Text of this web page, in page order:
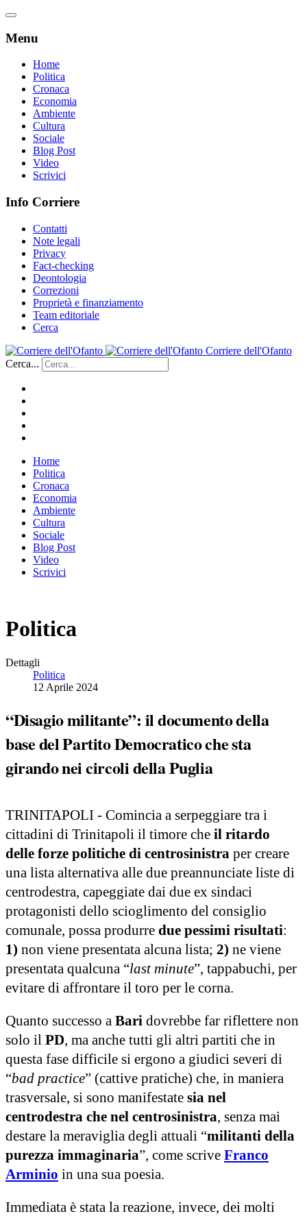
Menu
Home
Politica
Cronaca
Economia
Ambiente
Cultura
Sociale
Blog Post
Video
Scrivici
Info Corriere
Contatti
Note legali
Privacy
Fact-checking
Deontologia
Correzioni
Proprietà e finanziamento
Team editoriale
Cerca
Corriere dell'Ofanto
Cerca...
Home
Politica
Cronaca
Economia
Ambiente
Cultura
Sociale
Blog Post
Video
Scrivici
Politica
Dettagli
Politica
12 Aprile 2024
“Disagio militante”: il documento della
base del Partito Democratico che sta
girando nei circoli della Puglia
TRINITAPOLI - Comincia a serpeggiare tra i
cittadini di Trinitapoli il timore che il ritardo
delle forze politiche di centrosinistra per creare
una lista alternativa alle due preannunciate liste di
centrodestra, capeggiate dai due ex sindaci
protagonisti dello scioglimento del consiglio
comunale, possa produrre due pessimi risultati:
1) non viene presentata alcuna lista; 2) ne viene
presentata qualcuna “last minute”, tappabuchi, per
evitare di affrontare il toro per le corna.
Quanto successo a Bari dovrebbe far riflettere non
solo il PD, ma anche tutti gli altri partiti che in
questa fase difficile si ergono a giudici severi di
“bad practice” (cattive pratiche) che, in maniera
trasversale, si sono manifestate sia nel
centrodestra che nel centrosinistra, senza mai
destare la meraviglia degli attuali “militanti della
purezza immaginaria”, come scrive Franco
Arminio in una sua poesia.
Immediata è stata la reazione, invece, dei molti